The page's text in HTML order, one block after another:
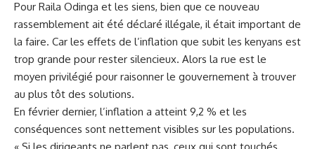
Pour Raila Odinga et les siens, bien que ce nouveau
rassemblement ait été déclaré illégale, il était important de
la faire. Car les effets de l’inflation que subit les kenyans est
trop grande pour rester silencieux. Alors la rue est le
moyen privilégié pour raisonner le gouvernement à trouver
au plus tôt des solutions.
En février dernier, l’inflation a atteint 9,2 % et les
conséquences sont nettement visibles sur les populations.